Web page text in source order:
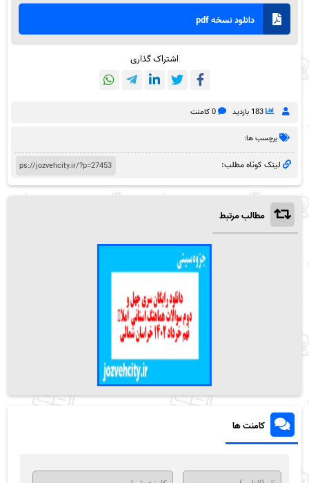
دانلود نسخه pdf
اشتراک گذاری
183 بازدید 0 کامنت
برچسب ها:
لینک کوتاه مطلب:
مطالب مرتبط
کامنت ها